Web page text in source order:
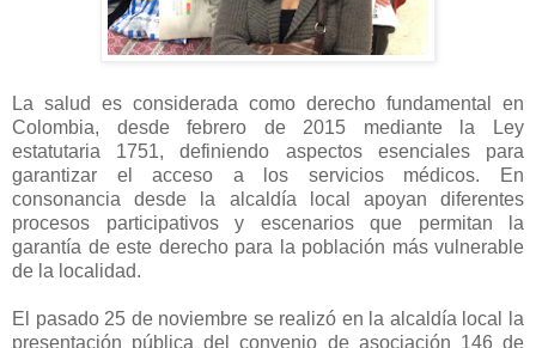
La salud es considerada como derecho fundamental en
Colombia, desde febrero de 2015 mediante la Ley
estatutaria 1751, definiendo aspectos esenciales para
garantizar el acceso a los servicios médicos. En
consonancia desde la alcaldía local apoyan diferentes
procesos participativos y escenarios que permitan la
garantía de este derecho para la población más vulnerable
de la localidad.
El pasado 25 de noviembre se realizó en la alcaldía local la
presentación pública del convenio de asociación 146 de